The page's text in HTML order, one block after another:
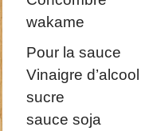
wakame
Pour la sauce
Vinaigre d’alcool
sucre
sauce soja